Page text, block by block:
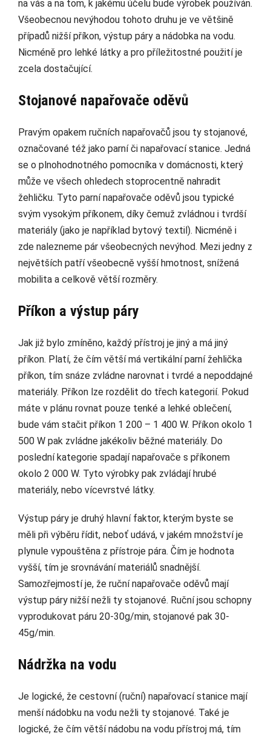
na vás a na tom, k jakému účelu bude výrobek používán.
Všeobecnou nevýhodou tohoto druhu je ve většině
případů nižší příkon, výstup páry a nádobka na vodu.
Nicméně pro lehké látky a pro příležitostné použití je
zcela dostačující.
Stojanové napařovače oděvů
Pravým opakem ručních napařovačů jsou ty stojanové,
označované též jako parní či napařovací stanice. Jedná
se o plnohodnotného pomocníka v domácnosti, který
může ve všech ohledech stoprocentně nahradit
žehličku. Tyto parní napařovače oděvů jsou typické
svým vysokým příkonem, díky čemuž zvládnou i tvrdší
materiály (jako je například bytový textil). Nicméně i
zde nalezneme pár všeobecných nevýhod. Mezi jedny z
největších patří všeobecně vyšší hmotnost, snížená
mobilita a celkově větší rozměry.
Příkon a výstup páry
Jak již bylo zmíněno, každý přístroj je jiný a má jiný
příkon. Platí, že čím větší má vertikální parní žehlička
příkon, tím snáze zvládne narovnat i tvrdé a nepoddajné
materiály. Příkon lze rozdělit do třech kategorií. Pokud
máte v plánu rovnat pouze tenké a lehké oblečení,
bude vám stačit příkon 1 200 – 1 400 W. Příkon okolo 1
500 W pak zvládne jakékoliv běžné materiály. Do
poslední kategorie spadají napařovače s příkonem
okolo 2 000 W. Tyto výrobky pak zvládají hrubé
materiály, nebo vícevrstvé látky.
Výstup páry je druhý hlavní faktor, kterým byste se
měli při výběru řídit, neboť udává, v jakém množství je
plynule vypouštěna z přístroje pára. Čím je hodnota
vyšší, tím je srovnávání materiálů snadnější.
Samozřejmostí je, že ruční napařovače oděvů mají
výstup páry nižší nežli ty stojanové. Ruční jsou schopny
vyprodukovat páru 20-30g/min, stojanové pak 30-
45g/min.
Nádržka na vodu
Je logické, že cestovní (ruční) napařovací stanice mají
menší nádobku na vodu nežli ty stojanové. Také je
logické, že čím větší nádobu na vodu přístroj má, tím